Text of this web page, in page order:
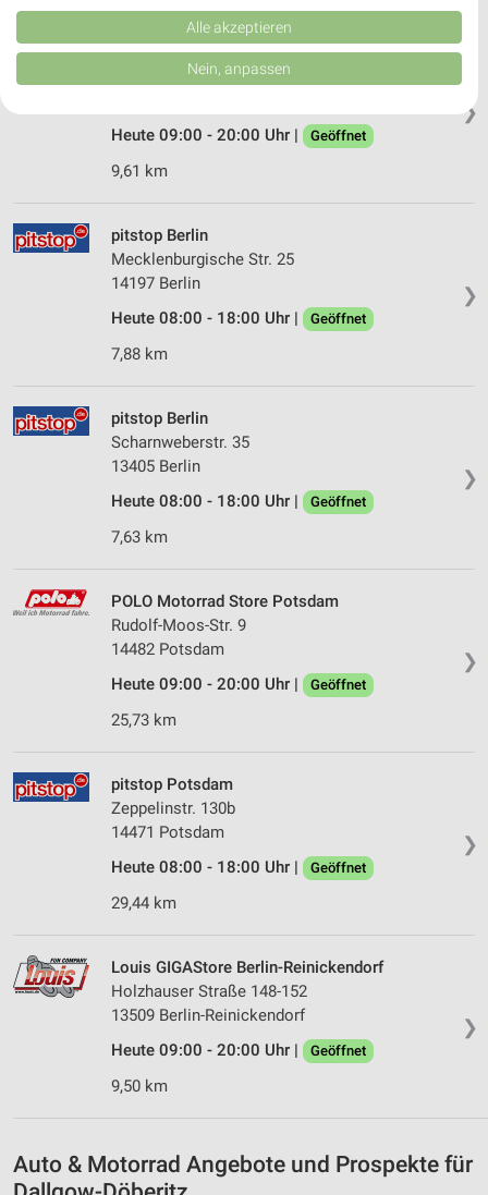
❯
POLO Motorrad Store Berlin
Holzhauser Str. 62-68
Heute 09:00 - 20:00 Uhr |
Geöffnet
9,61 km
❯
pitstop Berlin
Mecklenburgische Str. 25
14197 Berlin
Heute 08:00 - 18:00 Uhr |
Geöffnet
7,88 km
❯
pitstop Berlin
Scharnweberstr. 35
13405 Berlin
Heute 08:00 - 18:00 Uhr |
Geöffnet
7,63 km
❯
POLO Motorrad Store Potsdam
Rudolf-Moos-Str. 9
14482 Potsdam
Heute 09:00 - 20:00 Uhr |
Geöffnet
25,73 km
❯
pitstop Potsdam
Zeppelinstr. 130b
14471 Potsdam
Heute 08:00 - 18:00 Uhr |
Geöffnet
29,44 km
❯
Louis GIGAStore Berlin-Reinickendorf
Holzhauser Straße 148-152
13509 Berlin-Reinickendorf
Heute 09:00 - 20:00 Uhr |
Geöffnet
9,50 km
Auto & Motorrad Angebote und Prospekte für
Kombinationen von Daten aus verschiedenen Quellen. Entwicklung und
Verbesserung der Angebote. Verwendung reduzierter Daten zur Auswahl
von Inhalten.
Daten können außerhalb der Europäischen Union weitergegeben und in die
USA gesendet werden.
Website/App.
Wir nutzen Ihre Daten für folgende Zwecke:
Speichern von oder Zugriff auf Informationen
auf einem Endgerät
Werbeanzeigen
Erstellung von Profilen für personalisierte
Verwendung von Profilen zur Auswahl
personalisierter Werbung
Erstellung von Profilen zur Personalisierung
von Inhalten
Messung der Werbeleistung
Messung der Performance von Inhalten
Kombinationen von Daten aus verschiedenen
Entwicklung und Verbesserung der Angebote
Verwendung reduzierter Daten zur Auswahl von
Geräte anhand von aktiv angeforderten
Informationen identifizieren
Nicht-IAB-Verarbeitungszwecke:
Performance
Werbung
Alle akzeptieren
Nein, anpassen